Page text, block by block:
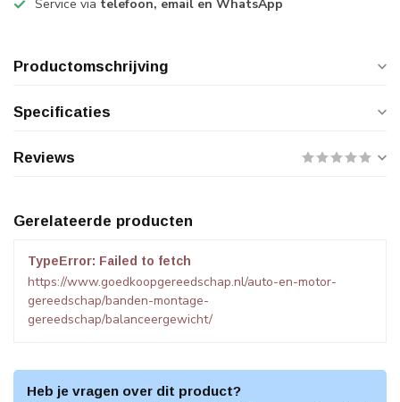
Service via telefoon, email en WhatsApp
Productomschrijving
Specificaties
Reviews
Gerelateerde producten
TypeError: Failed to fetch
https://www.goedkoopgereedschap.nl/auto-en-motor-
gereedschap/banden-montage-
gereedschap/balanceergewicht/
Heb je vragen over dit product?